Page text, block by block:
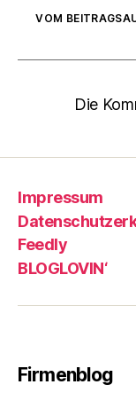
VOM
Die
Impressum
Feedly
BLOGLOVIN‘
Firmenblog